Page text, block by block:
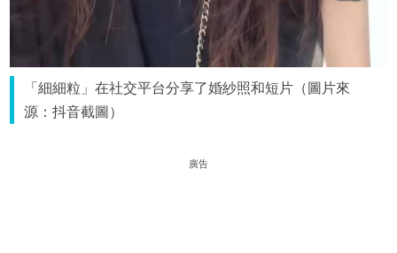
「細細粒」在社交平台分享了婚紗照和短片（圖片來
源：抖音截圖）
廣告